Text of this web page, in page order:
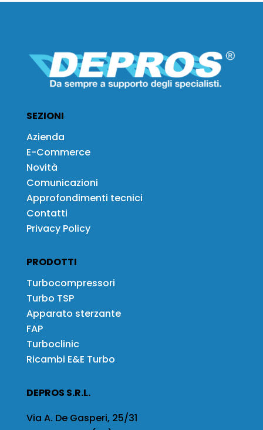
SEZIONI
Azienda
E-Commerce
Novità
Comunicazioni
Approfondimenti tecnici
Contatti
Privacy Policy
PRODOTTI
Turbocompressori
Turbo TSP
Apparato sterzante
FAP
Turboclinic
Ricambi E&E Turbo
DEPROS S.R.L.
Via A. De Gasperi, 25/31